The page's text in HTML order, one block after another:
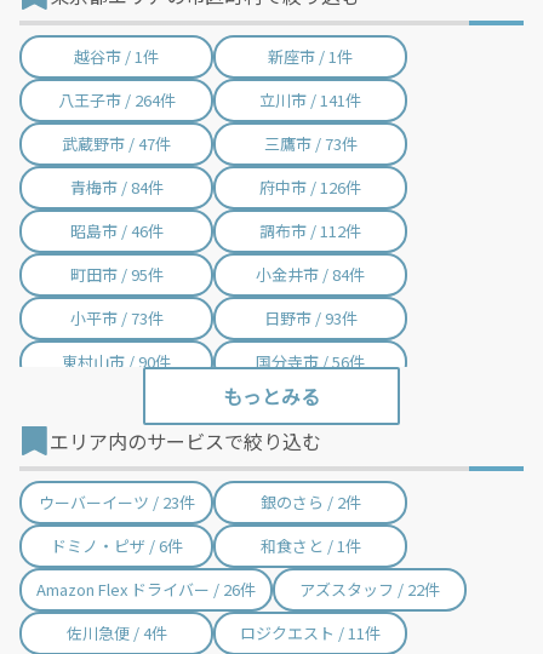
足立区 / 414件
葛飾区 / 186件
江戸川区 / 184件
横浜市神奈川区 / 1件
横浜市中区 / 1件
横浜市南区 / 1件
横浜市保土ケ谷区 / 1件
横浜市旭区 / 19件
川崎市幸区 / 1件
越谷市 / 1件
新座市 / 1件
八王子市 / 264件
立川市 / 141件
武蔵野市 / 47件
三鷹市 / 73件
青梅市 / 84件
府中市 / 126件
昭島市 / 46件
調布市 / 112件
町田市 / 95件
小金井市 / 84件
小平市 / 73件
日野市 / 93件
東村山市 / 90件
国分寺市 / 56件
福生市 / 25件
狛江市 / 40件
東大和市 / 32件
清瀬市 / 19件
東久留米市 / 28件
武蔵村山市 / 12件
多摩市 / 85件
稲城市 / 35件
羽村市 / 20件
あきる野市 / 36件
西東京市 / 69件
エリア内のサービスで絞り込む
ウーバーイーツ / 23件
銀のさら / 2件
ドミノ・ピザ / 6件
和食さと / 1件
Amazon Flex ドライバー / 26件
アズスタッフ / 22件
佐川急便 / 4件
ロジクエスト / 11件